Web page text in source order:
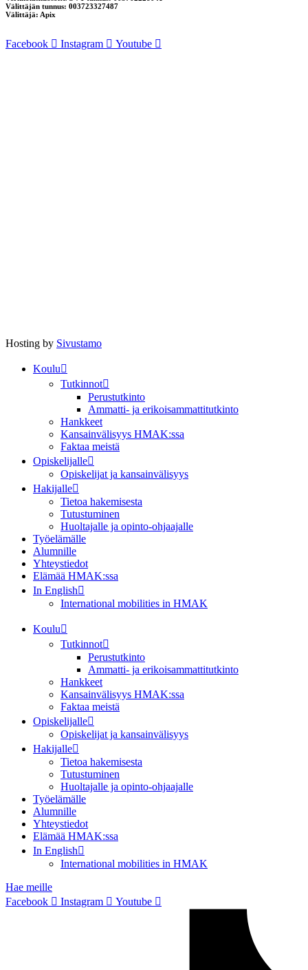
Välittäjän tunnus: 003723327487
Välittäjä: Apix
Facebook Instagram Youtube
Hosting by Sivustamo
Koulu
Tutkinnot
Perustutkinto
Ammatti- ja erikoisammattitutkinto
Hankkeet
Kansainvälisyys HMAK:ssa
Faktaa meistä
Opiskelijalle
Opiskelijat ja kansainvälisyys
Hakijalle
Tietoa hakemisesta
Tutustuminen
Huoltajalle ja opinto-ohjaajalle
Työelämälle
Alumnille
Yhteystiedot
Elämää HMAK:ssa
In English
International mobilities in HMAK
Koulu
Tutkinnot
Perustutkinto
Ammatti- ja erikoisammattitutkinto
Hankkeet
Kansainvälisyys HMAK:ssa
Faktaa meistä
Opiskelijalle
Opiskelijat ja kansainvälisyys
Hakijalle
Tietoa hakemisesta
Tutustuminen
Huoltajalle ja opinto-ohjaajalle
Työelämälle
Alumnille
Yhteystiedot
Elämää HMAK:ssa
In English
International mobilities in HMAK
Hae meille
Facebook
Instagram Youtube